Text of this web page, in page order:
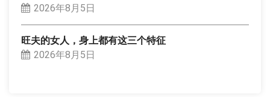
2026年8月5日
旺夫的女人，身上都有这三个特征
2026年8月5日